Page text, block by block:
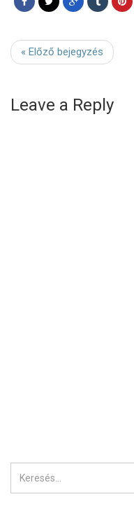
« Előző bejegyzés
Leave a Reply